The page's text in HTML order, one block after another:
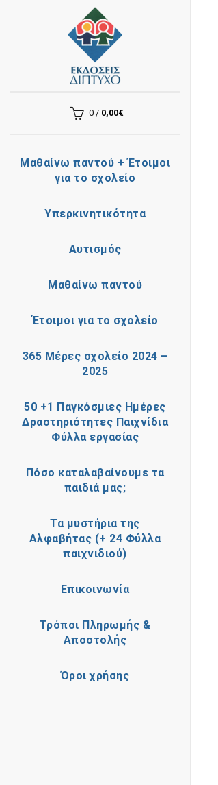
αγορών
0 / 0,00€
Μαθαίνω παντού + Έτοιμοι
για το σχολείο
Υπερκινητικότητα
Αυτισμός
Μαθαίνω παντού
Έτοιμοι για το σχολείο
365 Μέρες σχολείο 2024 –
2025
50 +1 Παγκόσμιες Ημέρες
Δραστηριότητες Παιχνίδια
Φύλλα εργασίας
Πόσο καταλαβαίνουμε τα
παιδιά μας;
Τα μυστήρια της
Αλφαβήτας (+ 24 Φύλλα
παιχνιδιού)
Επικοινωνία
Τρόποι Πληρωμής &
Αποστολής
Όροι χρήσης